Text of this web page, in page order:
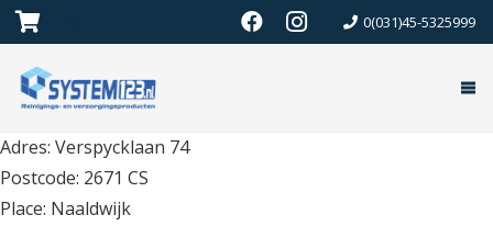
0(031)45-5325999
Adres: Verspycklaan 74
Postcode: 2671 CS
Place: Naaldwijk